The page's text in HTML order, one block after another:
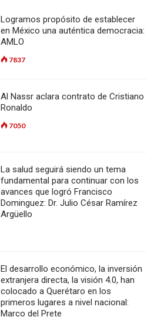
Logramos propósito de establecer
en México una auténtica democracia:
AMLO
7837
Al Nassr aclara contrato de Cristiano
Ronaldo
7050
La salud seguirá siendo un tema
fundamental para continuar con los
avances que logró Francisco
Dominguez: Dr. Julio César Ramírez
Argüello
El desarrollo económico, la inversión
extranjera directa, la visión 4.0, han
colocado a Querétaro en los
primeros lugares a nivel nacional:
Marco del Prete